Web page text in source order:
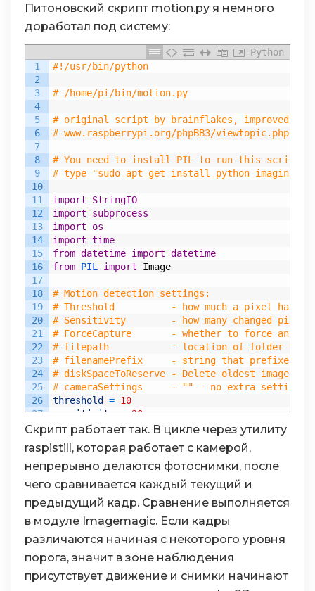
Питоновский скрипт motion.py я немного
доработал под систему:
Python
1
2
3
4
5
6
7
8
9
10
11
12
13
14
15
16
17
18
19
20
21
22
23
24
25
26
27
28
30
31
32
34
35
38
39
#!/usr/bin/python
# /home/pi/bin/motion.py
# original script by brainflakes, improved by
# www.raspberrypi.org/phpBB3/
# You need to install PIL to run this script
# type "sudo apt-get install python-imaging-
import
StringIO
import
subprocess
import
os
import time
from datetime import datetime
from PIL import Image
# Motion detection settings:
# Threshold          - how much a pixel has
# Sensitivity        - how many changed
# ForceCapture       - whether to force an
# filepath           - location of folder to
# filenamePrefix     - string that prefixes
# diskSpaceToReserve - Delete oldest
# cameraSettings     - "" = no extra
threshold
= 10
sensitivity = 20
forceCapture
= True
=
# Once an hour
# filepath = "/home/pi/picam"
filepath = "/home/pi/cache"
filenamePrefix
=
"img"
diskSpaceToReserve
1024
cameraSettings = ""
saveHeight
= 972
saveQuality
= 15 # Set jpeg quality (0 to 100)
Скрипт работает так. В цикле через утилиту
raspistill, которая работает с камерой,
непрерывно делаются фотоснимки, после
чего сравнивается каждый текущий и
предыдущий кадр. Сравнение выполняется
в модуле Imagemagic. Если кадры
различаются начиная с некоторого уровня
порога, значит в зоне наблюдения
присутствует движение и снимки начинают